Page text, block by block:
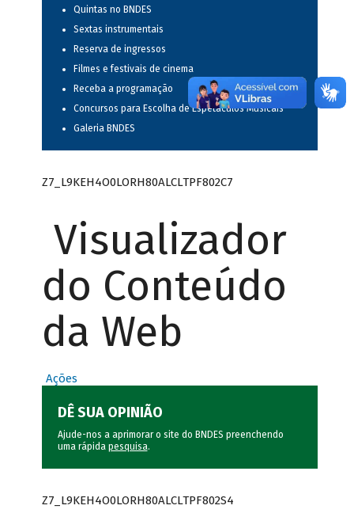
Quintas no BNDES
Sextas instrumentais
Reserva de ingressos
Filmes e festivais de cinema
Receba a programação
Concursos para Escolha de Espetáculos Musicais
Galeria BNDES
Z7_L9KEH4O0LORH80ALCLTPF802C7
Visualizador
do Conteúdo
da Web
Ações
DÊ SUA OPINIÃO
Ajude-nos a aprimorar o site do BNDES preenchendo
uma rápida pesquisa.
Z7_L9KEH4O0LORH80ALCLTPF802S4